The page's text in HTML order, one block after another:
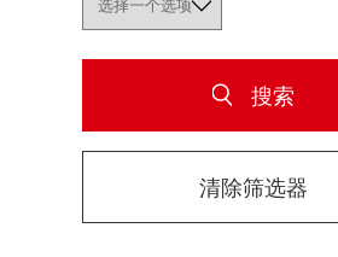
搜索
清除筛选器